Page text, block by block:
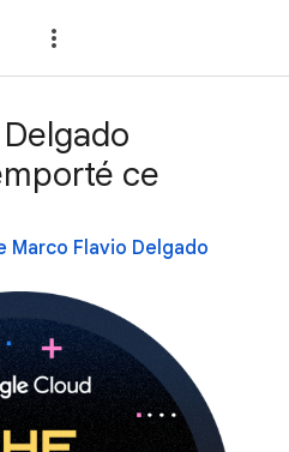
ce
Marco Flavio Delgado